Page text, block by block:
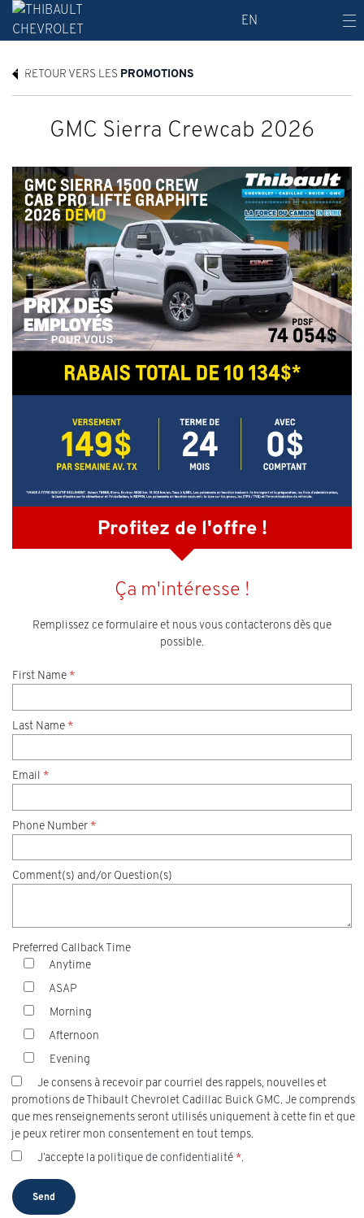
EN
RETOUR VERS LES PROMOTIONS
GMC Sierra Crewcab 2026
Profitez de l'offre !
Ça m'intéresse !
Remplissez ce formulaire et nous vous contacterons dès que
possible.
First Name *
Last Name *
Email *
Phone Number *
Comment(s) and/or Question(s)
Preferred Callback Time
Anytime
ASAP
Morning
Afternoon
Evening
Je consens à recevoir par courriel des rappels, nouvelles et
promotions de Thibault Chevrolet Cadillac Buick GMC. Je comprends
que mes renseignements seront utilisés uniquement à cette fin et que
je peux retirer mon consentement en tout temps.
J’accepte la politique de confidentialité *.